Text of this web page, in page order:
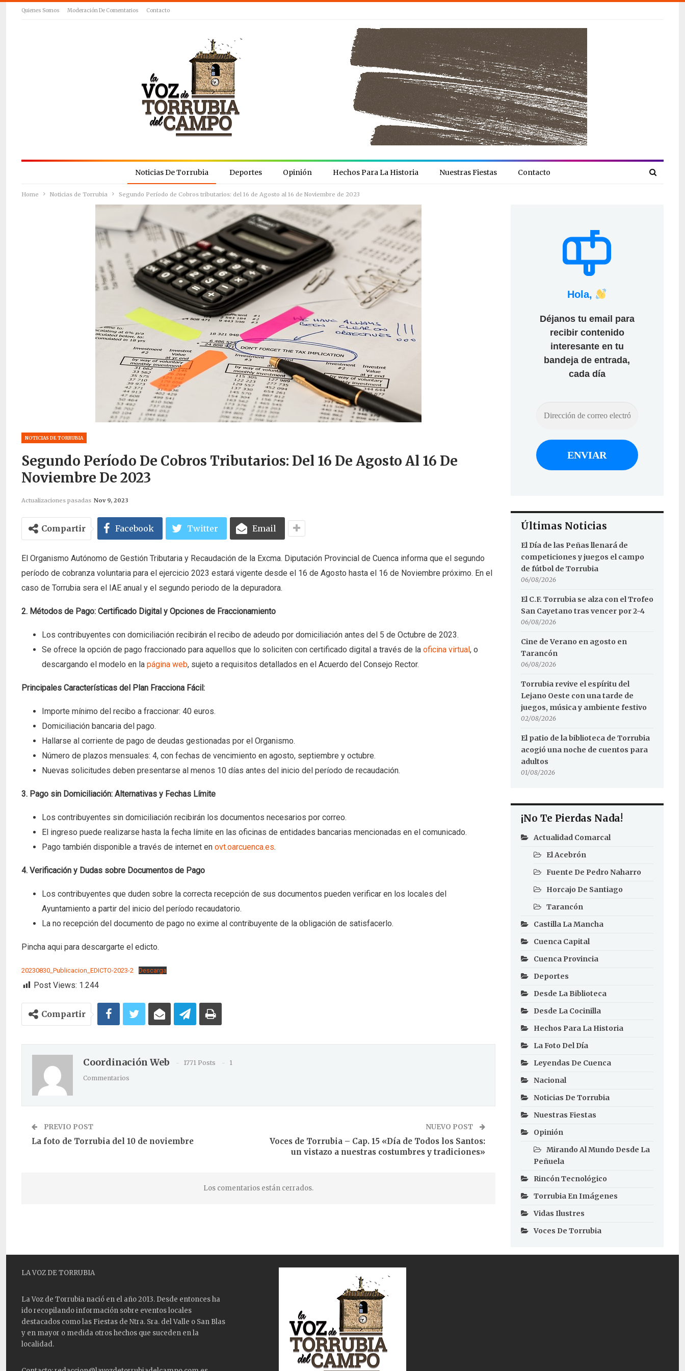
Quienes Somos Moderación De Comentarios Contacto
Noticias De Torrubia Deportes Opinión Hechos Para La Historia Nuestras Fiestas Contacto
Home Noticias de Torrubia Segundo Período de Cobros tributarios: del 16 de Agosto al 16 de Noviembre de 2023
NOTICIAS DE TORRUBIA
Segundo Período De Cobros Tributarios: Del 16 De Agosto Al 16 De
Noviembre De 2023
Actualizaciones pasadas Nov 9, 2023
Compartir Facebook Twitter Email
El Organismo Autónomo de Gestión Tributaria y Recaudación de la Excma. Diputación Provincial de Cuenca informa que el segundo
período de cobranza voluntaria para el ejercicio 2023 estará vigente desde el 16 de Agosto hasta el 16 de Noviembre próximo. En el
caso de Torrubia sera el IAE anual y el segundo periodo de la depuradora.
2. Métodos de Pago: Certificado Digital y Opciones de Fraccionamiento
Los contribuyentes con domiciliación recibirán el recibo de adeudo por domiciliación antes del 5 de Octubre de 2023.
Se ofrece la opción de pago fraccionado para aquellos que lo soliciten con certificado digital a través de la oficina virtual, o
descargando el modelo en la página web, sujeto a requisitos detallados en el Acuerdo del Consejo Rector.
Principales Características del Plan Fracciona Fácil:
Importe mínimo del recibo a fraccionar: 40 euros.
Domiciliación bancaria del pago.
Hallarse al corriente de pago de deudas gestionadas por el Organismo.
Número de plazos mensuales: 4, con fechas de vencimiento en agosto, septiembre y octubre.
Nuevas solicitudes deben presentarse al menos 10 días antes del inicio del período de recaudación.
3. Pago sin Domiciliación: Alternativas y Fechas Límite
Los contribuyentes sin domiciliación recibirán los documentos necesarios por correo.
El ingreso puede realizarse hasta la fecha límite en las oficinas de entidades bancarias mencionadas en el comunicado.
Pago también disponible a través de internet en ovt.oarcuenca.es.
4. Verificación y Dudas sobre Documentos de Pago
Los contribuyentes que duden sobre la correcta recepción de sus documentos pueden verificar en los locales del
Ayuntamiento a partir del inicio del período recaudatorio.
La no recepción del documento de pago no exime al contribuyente de la obligación de satisfacerlo.
Pincha aqui para descargarte el edicto.
20230830_Publicacion_EDICTO-2023-2 Descarga
Post Views: 1.244
Compartir
Coordinación Web 1771 Posts
1
Commentarios
PREVIO POST
La foto de Torrubia del 10 de noviembre
NUEVO POST
Voces de Torrubia – Cap. 15 «Día de Todos los Santos:
un vistazo a nuestras costumbres y tradiciones»
Los comentarios están cerrados.
Hola,
Déjanos tu email para
recibir contenido
interesante en tu
bandeja de entrada,
cada día
Últimas Noticias
El Día de las Peñas llenará de
competiciones y juegos el campo
de fútbol de Torrubia
06/08/2026
El C.F. Torrubia se alza con el Trofeo
San Cayetano tras vencer por 2-4
06/08/2026
Cine de Verano en agosto en
Tarancón
06/08/2026
Torrubia revive el espíritu del
Lejano Oeste con una tarde de
juegos, música y ambiente festivo
02/08/2026
El patio de la biblioteca de Torrubia
acogió una noche de cuentos para
adultos
01/08/2026
¡No Te Pierdas Nada!
Actualidad Comarcal
El Acebrón
Fuente De Pedro Naharro
Horcajo De Santiago
Tarancón
Castilla La Mancha
Cuenca Capital
Cuenca Provincia
Deportes
Desde La Biblioteca
Desde La Cocinilla
Hechos Para La Historia
La Foto Del Día
Leyendas De Cuenca
Nacional
Noticias De Torrubia
Nuestras Fiestas
Opinión
Mirando Al Mundo Desde La
Peñuela
Rincón Tecnológico
Torrubia En Imágenes
Vidas Ilustres
Voces De Torrubia
LA VOZ DE TORRUBIA
La Voz de Torrubia nació en el año 2013. Desde entonces ha
ido recopilando información sobre eventos locales
destacados como las Fiestas de Ntra. Sra. del Valle o San Blas
y en mayor o medida otros hechos que suceden en la
localidad.